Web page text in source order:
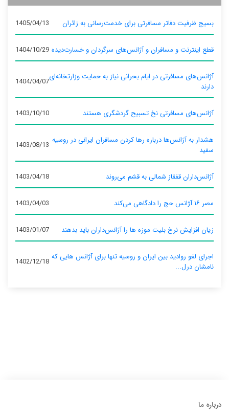
بسیج ظرفیت دفاتر مسافرتی برای خدمت‌رسانی به زائران 1405/04/13
قطع اینترنت و مسافران و آژانس‌های سرگردان و خسارت‌دیده 1404/10/29
آژانس‌های مسافرتی در ایام بحرانی نیاز به حمایت وزارتخانه‌ای
دارند
1404/04/07
آژانس‌های مسافرتی نخ تسبیح گردشگری هستند 1403/10/10
هشدار به آژانس‌ها درباره رها کردن مسافران ایرانی در روسیه
سفید
1403/08/13
آژانس‌داران قفقاز شمالی به قشم می‌روند 1403/04/18
مصر ۱۶ آژانس حج را دادگاهی می‌کند 1403/04/03
زیان افزایش نرخ بلیت موزه ها را آژانس‌داران باید بدهند 1403/01/07
اجرای لغو روادید بین ایران و روسیه تنها برای آژانس‌ هایی که
نامشان درل...
1402/12/18
درباره ما